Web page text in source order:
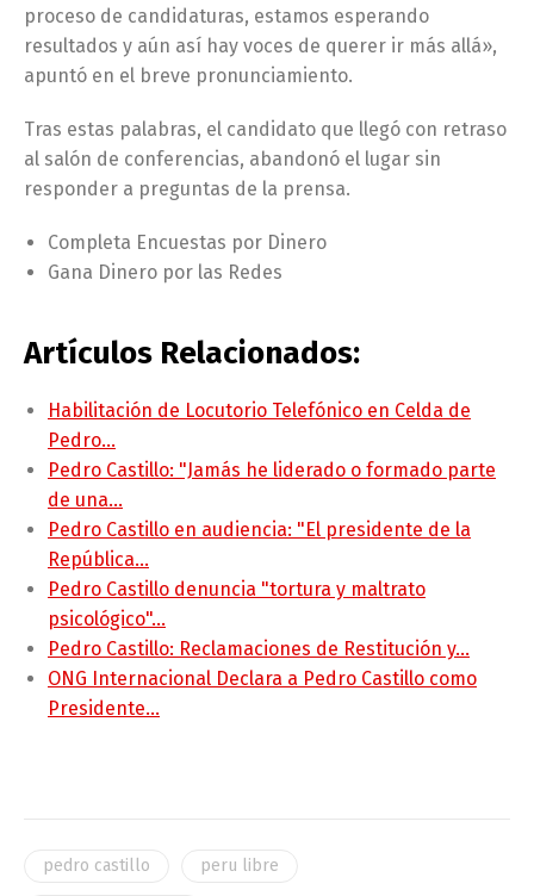
proceso de candidaturas, estamos esperando
resultados y aún así hay voces de querer ir más allá»,
apuntó en el breve pronunciamiento.
Tras estas palabras, el candidato que llegó con retraso
al salón de conferencias, abandonó el lugar sin
responder a preguntas de la prensa.
Completa Encuestas por Dinero
Gana Dinero por las Redes
Artículos Relacionados:
Habilitación de Locutorio Telefónico en Celda de
Pedro…
Pedro Castillo: "Jamás he liderado o formado parte
de una…
Pedro Castillo en audiencia: "El presidente de la
República…
Pedro Castillo denuncia "tortura y maltrato
psicológico"…
Pedro Castillo: Reclamaciones de Restitución y…
ONG Internacional Declara a Pedro Castillo como
Presidente…
pedro castillo peru libre